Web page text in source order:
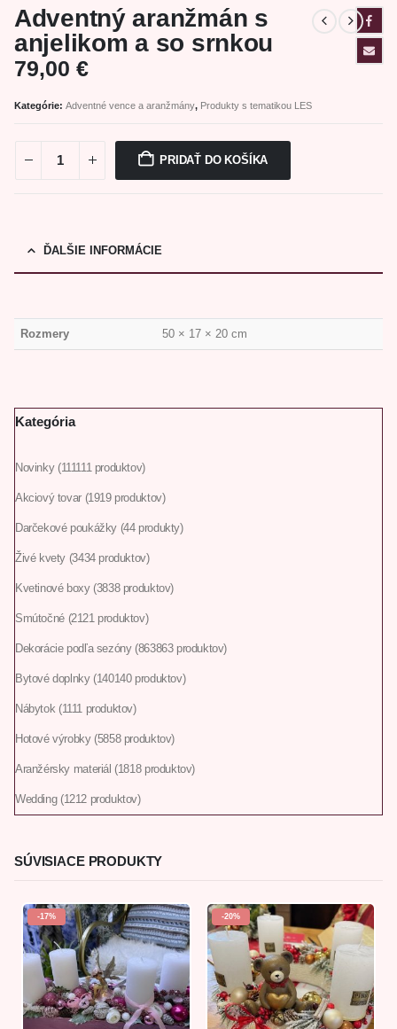
Adventný aranžmán s
anjelikom a so srnkou
79,00 €
Kategórie: Adventné vence a aranžmány, Produkty s tematikou LES
PRIDAŤ DO KOŠÍKA
ĎALŠIE INFORMÁCIE
Rozmery 50 × 17 × 20 cm
Kategória
Novinky 111111 produktov
Akciový tovar 1919 produktov
Darčekové poukážky 44 produkty
Živé kvety 3434 produktov
Kvetinové boxy 3838 produktov
Smútočné 2121 produktov
Dekorácie podľa sezóny 863863 produktov
Bytové doplnky 140140 produktov
Nábytok 1111 produktov
Hotové výrobky 5858 produktov
Aranžérsky materiál 1818 produktov
Wedding 1212 produktov
SÚVISIACE PRODUKTY
-17% -20%